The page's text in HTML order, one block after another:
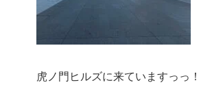
虎ノ門ヒルズに来ていますっっ！